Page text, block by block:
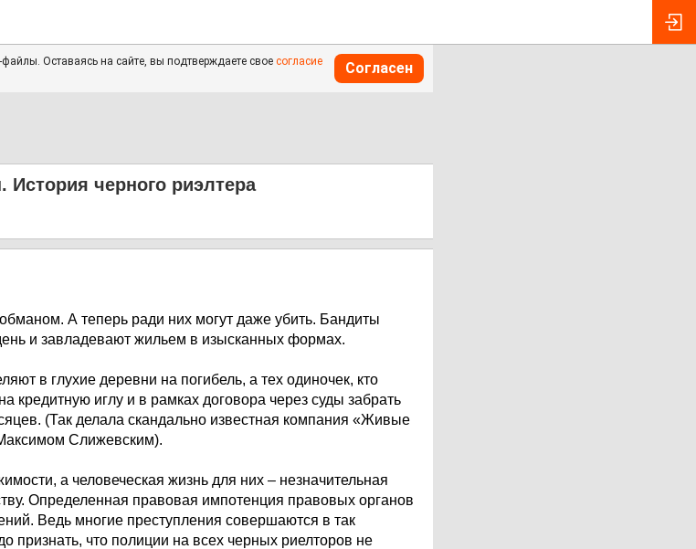
Оставаясь на сайте, вы подтверждаете свое согласие
Согласен
черного риэлтера
А теперь ради них могут даже убить. Бандиты
и завладевают жильем в изысканных формах.
в глухие деревни на погибель, а тех одиночек, кто
кредитную иглу и в рамках договора через суды забрать
(Так делала скандально известная компания «Живые
Слижевским).
а человеческая жизнь для них – незначительная
Определенная правовая импотенция правовых органов
Ведь многие преступления совершаются в так
признать, что полиции на всех черных риелторов не